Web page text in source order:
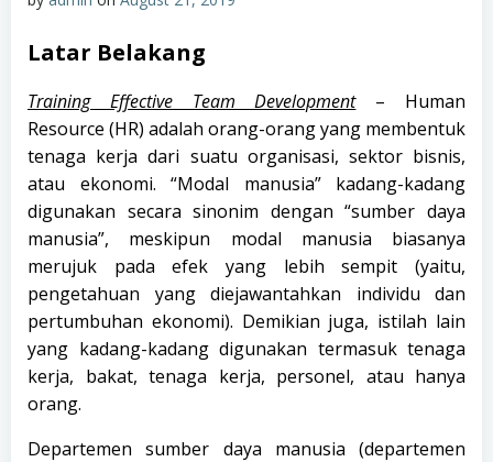
Latar Belakang
Training Effective Team Development– Human
Resource (HR) adalah orang-orang yang membentuk
tenaga kerja dari suatu organisasi, sektor bisnis,
atau ekonomi. “Modal manusia” kadang-kadang
digunakan secara sinonim dengan “sumber daya
manusia”, meskipun modal manusia biasanya
merujuk pada efek yang lebih sempit (yaitu,
pengetahuan yang diejawantahkan individu dan
pertumbuhan ekonomi). Demikian juga, istilah lain
yang kadang-kadang digunakan termasuk tenaga
kerja, bakat, tenaga kerja, personel, atau hanya
orang.
Departemen sumber daya manusia (departemen